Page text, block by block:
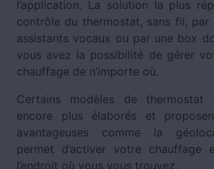
l’application. La solution la plus
contrôle du thermostat, sans fil,
assistants vocaux ou par une box
vous avez la possibilité de gérer
chauffage de n’importe où.
Certains modèles de thermostat
encore plus élaborés et
avantageuses comme la
permet d’activer votre chauffage
l’endroit où vous vous trouvez.